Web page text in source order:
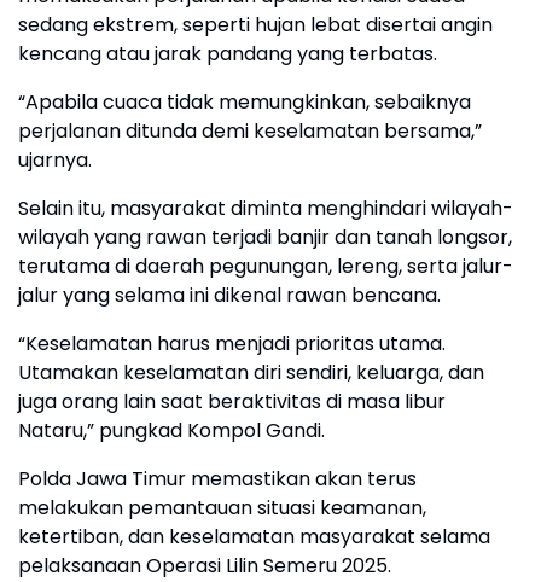
sedang ekstrem, seperti hujan lebat disertai angin
kencang atau jarak pandang yang terbatas.
“Apabila cuaca tidak memungkinkan, sebaiknya
perjalanan ditunda demi keselamatan bersama,”
ujarnya.
Selain itu, masyarakat diminta menghindari wilayah-
wilayah yang rawan terjadi banjir dan tanah longsor,
terutama di daerah pegunungan, lereng, serta jalur-
jalur yang selama ini dikenal rawan bencana.
“Keselamatan harus menjadi prioritas utama.
Utamakan keselamatan diri sendiri, keluarga, dan
juga orang lain saat beraktivitas di masa libur
Nataru,” pungkad Kompol Gandi.
Polda Jawa Timur memastikan akan terus
melakukan pemantauan situasi keamanan,
ketertiban, dan keselamatan masyarakat selama
pelaksanaan Operasi Lilin Semeru 2025.